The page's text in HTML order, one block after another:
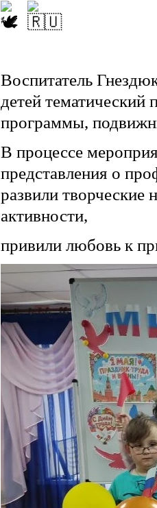
Воспитатель
детей тематический
программы,
В процессе
представления о
развили творческие
активности,
привили любовь к